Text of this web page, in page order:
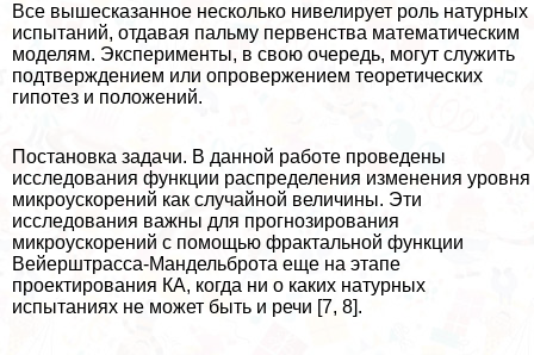
Все вышесказанное несколько нивелирует роль натурных
испытаний, отдавая пальму первенства математическим
моделям. Эксперименты, в свою очередь, могут служить
подтверждением или опровержением теоретических
гипотез и положений.
Постановка задачи. В данной работе проведены
исследования функции распределения изменения уровня
микроускорений как случайной величины. Эти
исследования важны для прогнозирования
микроускорений с помощью фpaктальной функции
Вейерштрасса-Maндельброта еще на этапе
проектирования КА, когда ни о каких натурных
испытаниях не может быть и речи [7, 8].